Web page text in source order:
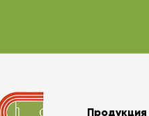
Продукция